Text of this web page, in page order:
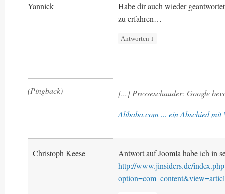
Yannick
Habe dir auch wieder
zu erfahren…
Antworten ↓
(Pingback)
[...] Presseschauder: Google
Alibaba.com ... ein Abschied mit
Christoph Keese
Antwort auf Joomla habe ich in
http://www.jinsiders.de/